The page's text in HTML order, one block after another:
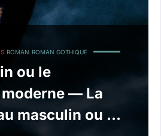
ROMAN ROMAN GOTHIQUE
ou le
— La
masculin ou le